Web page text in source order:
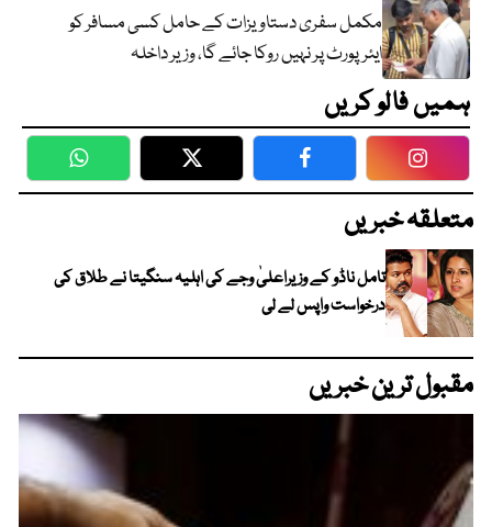
مکمل سفری دستاویزات کے حامل کسی مسافر کو
ایئرپورٹ پر نہیں روکا جائے گا، وزیر داخلہ
ہمیں فالو کریں
WhatsApp Twitter Facebook
متعلقہ خبریں
تامل ناڈو کے وزیراعلیٰ وجے کی اہلیہ سنگیتا نے طلاق کی
درخواست واپس لے لی
مقبول ترین خبریں